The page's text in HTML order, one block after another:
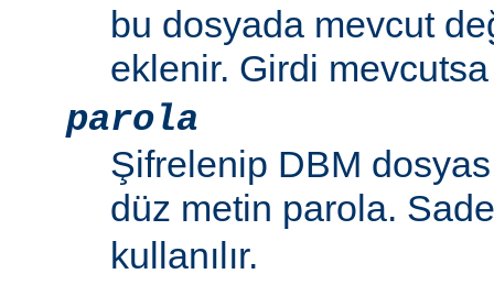
bu dosyada mevcut
eklenir. Girdi
parola
Şifrelenip DBM
düz metin parola.
kullanılır.